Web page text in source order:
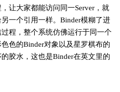
让大家都能访问同一Server，就
一个引用一样。Binder模糊了进
程，整个系统仿佛运行于同一个
色的Binder对象以及星罗棋布的
胶水，这也是Binder在英文里的